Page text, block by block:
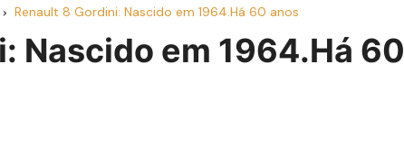
Renault 8 Gordini: Nascido em 1964.Há 60 anos
Nascido em 1964.Há 60